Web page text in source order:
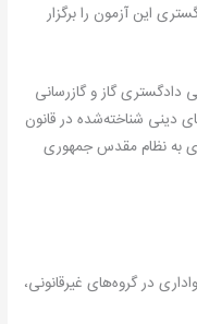
این آزمون را برگزار
گاز و گازرسانی
دینی شناخته‌شده در قانون
به نظام مقدس جمهوری
در گروه‌های غیرقانونی،